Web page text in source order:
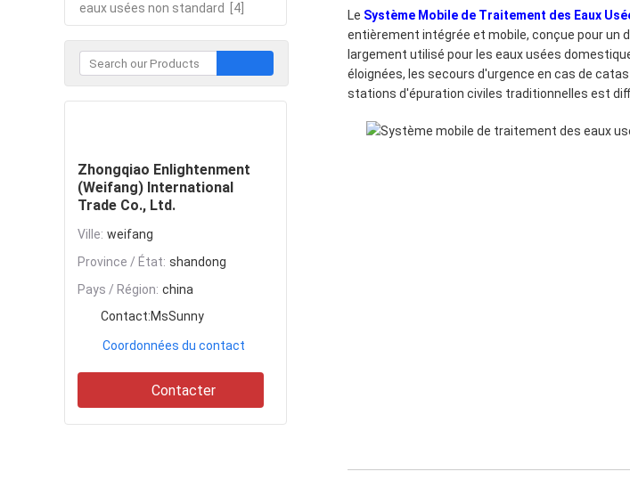
eaux usées non standard
[4]
Zhongqiao Enlightenment
(Weifang) International
Trade Co., Ltd.
Ville: weifang
Province / État: shandong
Pays / Région: china
Contact:MsSunny
Coordonnées du contact
Contacter
Le Système Mobile de Traitement des Eaux
entièrement intégrée et mobile, conçue pour un
largement utilisé pour les eaux usées
éloignées, les secours d'urgence en cas de
stations d'épuration civiles traditionnelles est